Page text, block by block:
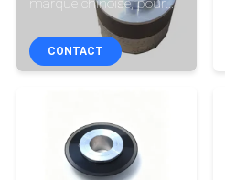
VISITE
L'USINE
marque chinoise, pour
métier à tisser SMIT
FAST, remplacement à
100%
CONTACT